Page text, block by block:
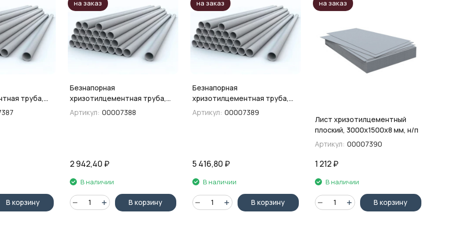
труба,
В корзину
на заказ
Безнапорная
хризотилцементная труба,
200х5 м
Артикул: 00007388
2 942,40 ₽
В наличии
В корзину
на заказ
Безнапорная
хризотилцементная труба,
300х5 м
Артикул: 00007389
5 416,80 ₽
В наличии
В корзину
на заказ
Лист хризотилцементный
плоский, 3000х1500х8 мм, н/п
Артикул: 00007390
1 212 ₽
В наличии
В корзину